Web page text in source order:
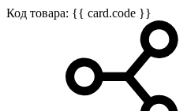
Код товара: {{ card.code }}